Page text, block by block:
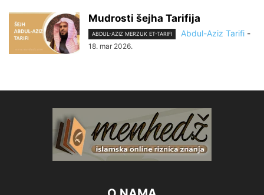
Mudrosti šejha Tarifija
ABDUL-AZIZ MERZUK ET-TARIFI Abdul-Aziz Tarifi -
18. mar 2026.